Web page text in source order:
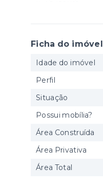
Ficha do imóvel
Idade do imóvel
Perfil
Situação
Possui mobília?
Área Construída
Área Privativa
Área Total